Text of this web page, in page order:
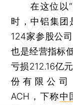
在这位以“
时，中铝集团
124家参股公
也是经营指标
亏损212.16亿
份有限公司
ACH，下称中